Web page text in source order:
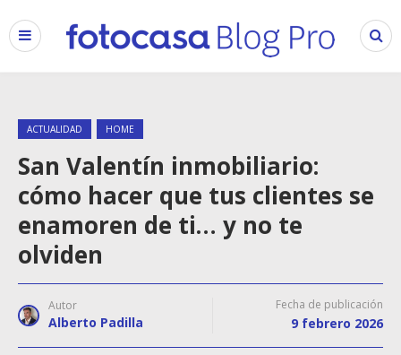
ACTUALIDAD HOME
San Valentín inmobiliario:
cómo hacer que tus clientes se
enamoren de ti… y no te
olviden
Autor
Alberto Padilla
Fecha de publicación
9 febrero 2026